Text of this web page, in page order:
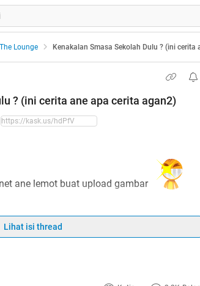
The Lounge Kenakalan Smasa Sekolah Dulu ? (ini cerita
? (ini cerita ane apa cerita agan2)
ane lemot buat upload gambar
ya .. dan pernah ngelakuin kenakalan ...
Lihat isi thread